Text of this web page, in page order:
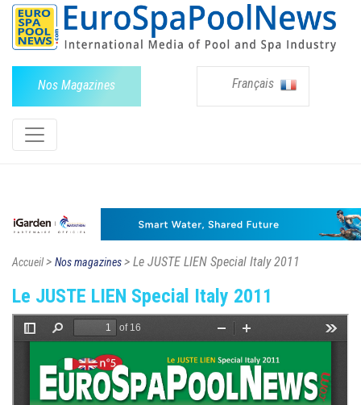
Nos Magazines Français
Accueil> Nos magazines> Le JUSTE LIEN Special Italy 2011
Le JUSTE LIEN Special Italy 2011